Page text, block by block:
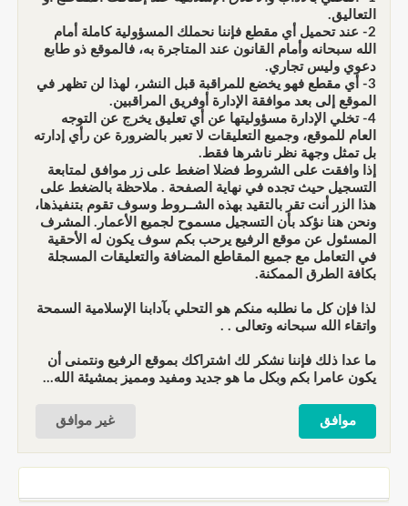
التعاليق.
2- عند تحميل أي مقطع فإننا نحملك المسؤولية كاملة أمام
الله سبحانه وأمام القانون عند المتاجرة به، فالموقع ذو طابع
دعوي وليس تجاري.
3- أي مقطع فهو يخضع للمراقبة قبل النشر، لهذا لن تظهر في
الموقع إلى بعد موافقة الإدارة أوفريق المراقبين.
4- تخلي الإدارة مسؤوليتها عن أي تعليق يخرج عن التوجه
العام للموقع، وجميع التعليقات لا تعبر بالضرورة عن رأي إدارته
بل تمثل وجهة نظر ناشرها فقط.
إذا وافقت على الشروط فضلا اضغط على زر موافق لمتابعة
التسجيل حيث تجده في نهاية الصفحة . ملاحظة بالضغط على
هذا الزر أنت تقر بالتقيد بهذه الشــروط وسوف تقوم بتنفيذها،
ونحن هنا نؤكد بأن التسجيل مسموح لجميع الأعمار. المشرف
المسئول عن موقع الرفيع يرحب بكم سوف يكون له الأحقية
في التعامل مع جميع المقاطع المضافة والتعليقات المسجلة
بكافة الطرق الممكنة.
لذا فإن كل ما نطلبه منكم هو التحلي بآدابنا الإسلامية السمحة
واتقاء الله سبحانه وتعالى . .
ما عدا ذلك فإننا نشكر لك اشتراكك بموقع الرفيع ونتمنى أن
يكون عامرا بكم وبكل ما هو جديد ومفيد ومميز بمشيئة الله...